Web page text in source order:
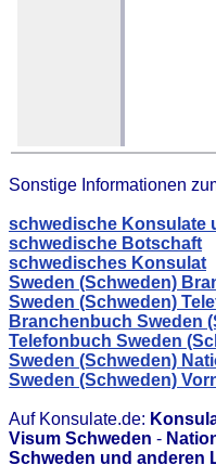
Sonstige Informationen
schwedische Konsulate
schwedische Botschaft
schwedisches Konsulat
Sweden (Schweden)
Sweden (Schweden)
Branchenbuch Sweden
Telefonbuch Sweden
Sweden (Schweden)
Sweden (Schweden)
Auf Konsulate.de:
Visum Schweden -
Schweden und anderen